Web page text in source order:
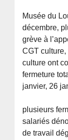
Musée du
décembre,
grève à
CGT
culture ont
fermeture
janvier, 26
plusieurs
salariés
de travail